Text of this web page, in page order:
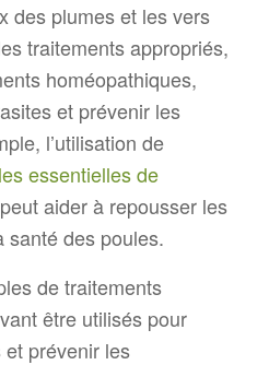
des plumes et les vers
traitements appropriés,
homéopathiques,
et prévenir les
l’utilisation de
essentielles de
aider à repousser les
santé des poules.
de traitements
être utilisés pour
prévenir les